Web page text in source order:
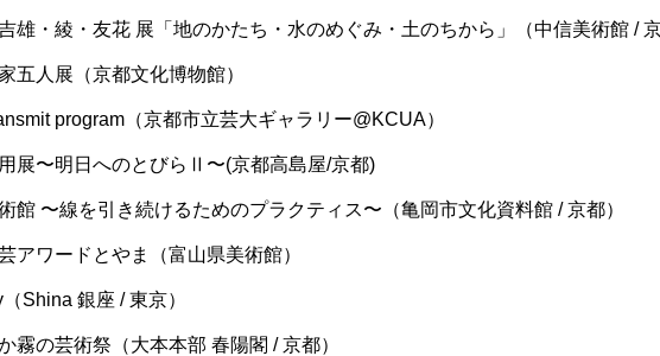
・綾・友花 展「地のかたち・水のめぐみ・土のちから」（中信美術館 /
人展（京都文化博物館）
program（京都市立芸大ギャラリー@KCUA）
展〜明日へのとびらⅡ〜(京都高島屋/京都)
〜線を引き続けるためのプラクティス〜（亀岡市文化資料館 / 京都）
ワードとやま（富山県美術館）
Shina 銀座 / 東京）
の芸術祭（大本本部 春陽閣 / 京都）